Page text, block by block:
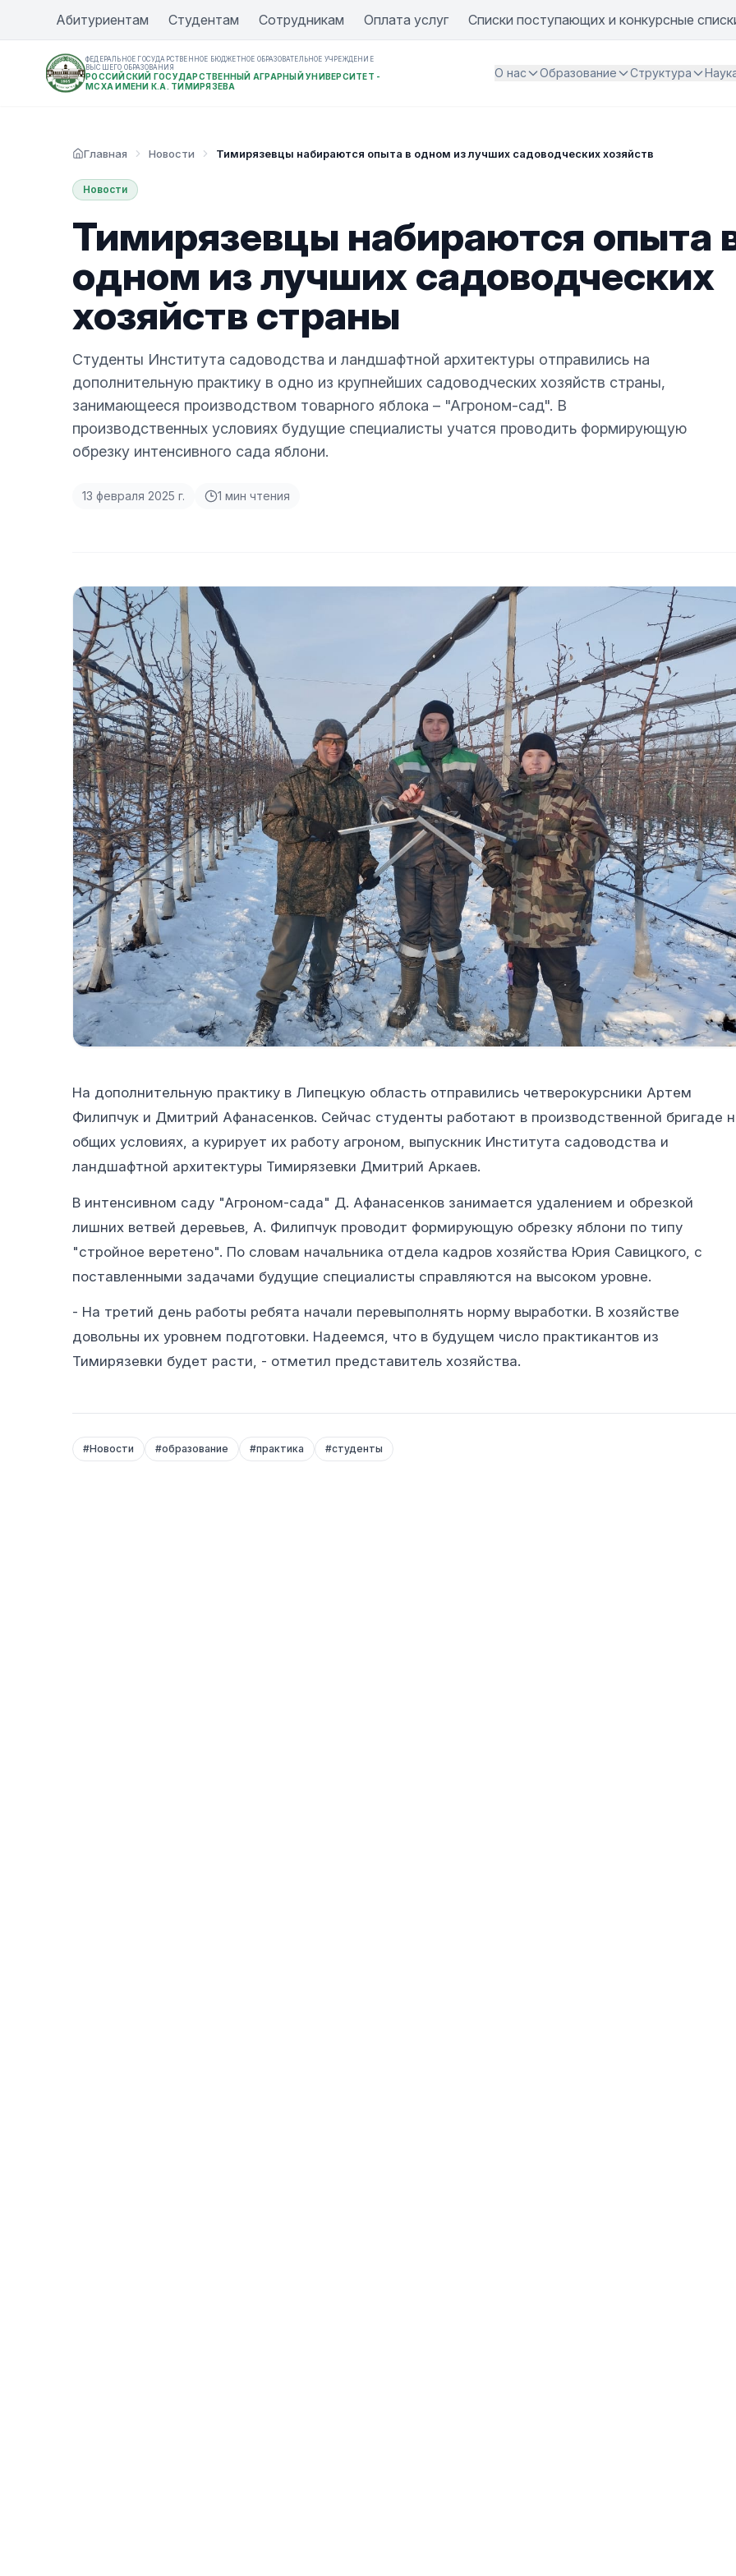
Абитуриентам Студентам Сотрудникам Оплата услуг Списки поступающих и конкурсные
ФЕДЕРАЛЬНОЕ ГОСУДАРСТВЕННОЕ БЮДЖЕТНОЕ ОБРАЗОВАТЕЛЬНОЕ УЧРЕЖДЕНИЕ
ВЫСШЕГО ОБРАЗОВАНИЯ
РОССИЙСКИЙ ГОСУДАРСТВЕННЫЙ АГРАРНЫЙ УНИВЕРСИТЕТ -
МСХА ИМЕНИ К.А. ТИМИРЯЗЕВА
О нас Образование Структура
Главная Новости Тимирязевцы набираются опыта в одном из лучших садоводческих хозяйств страны
Новости
Тимирязевцы набираются опыта
одном из лучших садоводческих
хозяйств страны
Студенты Института садоводства и ландшафтной архитектуры отправились на
дополнительную практику в одно из крупнейших садоводческих хозяйств страны,
занимающееся производством товарного яблока – "Агроном-сад". В
производственных условиях будущие специалисты учатся проводить формирующую
обрезку интенсивного сада яблони.
13 февраля 2025 г. 1 мин чтения
На дополнительную практику в Липецкую область отправились четверокурсники Артем
Филипчук и Дмитрий Афанасенков. Сейчас студенты работают в производственной бригаде
общих условиях, а курирует их работу агроном, выпускник Института садоводства и
ландшафтной архитектуры Тимирязевки Дмитрий Аркаев.
В интенсивном саду "Агроном-сада" Д. Афанасенков занимается удалением и обрезкой
лишних ветвей деревьев, А. Филипчук проводит формирующую обрезку яблони по типу
"стройное веретено". По словам начальника отдела кадров хозяйства Юрия Савицкого, с
поставленными задачами будущие специалисты справляются на высоком уровне.
- На третий день работы ребята начали перевыполнять норму выработки. В хозяйстве
довольны их уровнем подготовки. Надеемся, что в будущем число практикантов из
Тимирязевки будет расти, - отметил представитель хозяйства.
#Новости #образование #практика #студенты